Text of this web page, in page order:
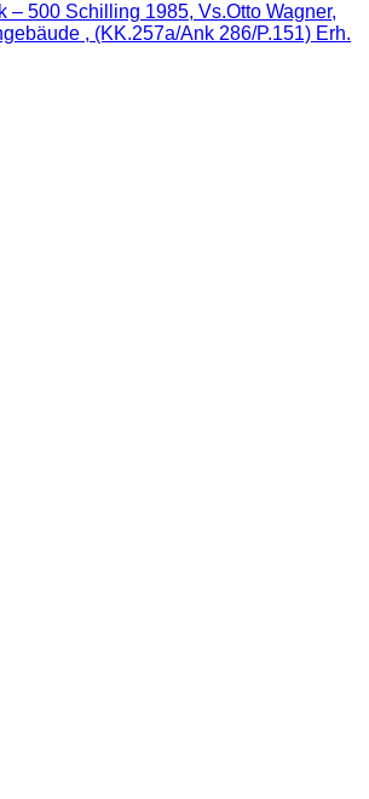
– 500 Schilling 1985, Vs.Otto Wagner,
, (KK.257a/Ank 286/P.151) Erh.